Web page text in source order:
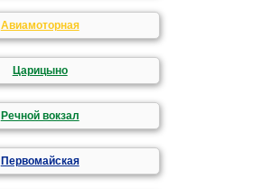
Авиамоторная
Царицыно
Речной вокзал
Первомайская